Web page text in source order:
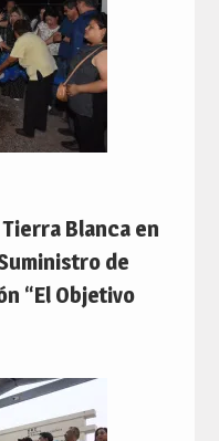
Blanca en
de
“El Objetivo